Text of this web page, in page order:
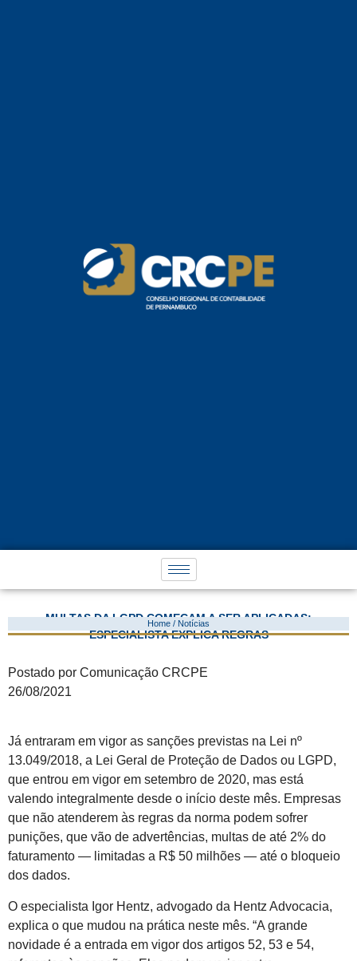
MULTAS DA LGPD COMEÇAM A SER APLICADAS;
ESPECIALISTA EXPLICA REGRAS
Home / Notícias
Postado por Comunicação CRCPE
26/08/2021
Já entraram em vigor as sanções previstas na Lei nº
13.049/2018, a Lei Geral de Proteção de Dados ou LGPD,
que entrou em vigor em setembro de 2020, mas está
valendo integralmente desde o início deste mês. Empresas
que não atenderem às regras da norma podem sofrer
punições, que vão de advertências, multas de até 2% do
faturamento — limitadas a R$ 50 milhões — até o bloqueio
dos dados.
O especialista Igor Hentz, advogado da Hentz Advocacia,
explica o que mudou na prática neste mês. “A grande
novidade é a entrada em vigor dos artigos 52, 53 e 54,